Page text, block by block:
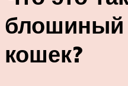
блошиный
кошек?